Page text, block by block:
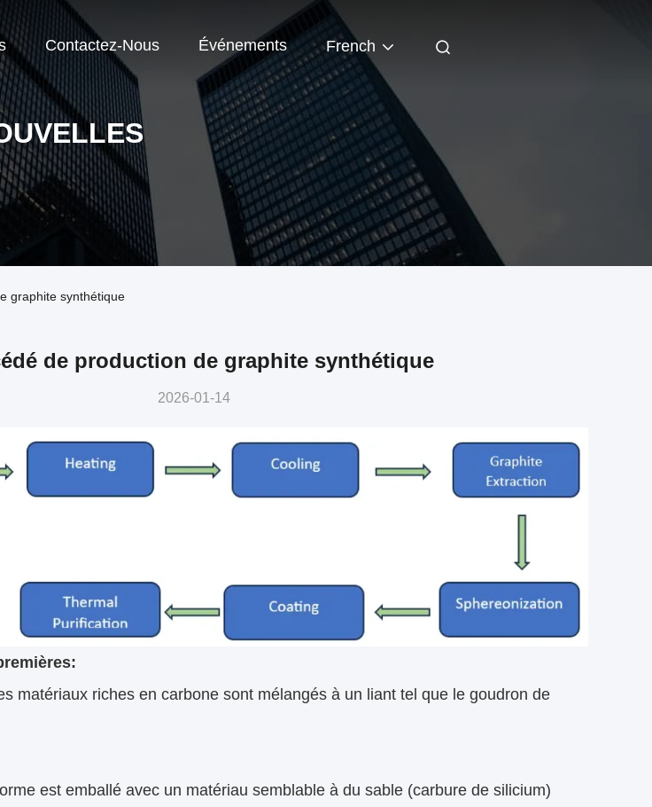
Contactez-Nous Événements French
graphite synthétique
de production de graphite synthétique
2026-01-14
matériaux riches en carbone sont mélangés à un liant tel que le goudron de
est emballé avec un matériau semblable à du sable (carbure de silicium)